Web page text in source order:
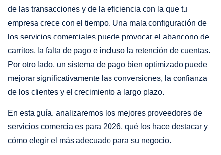
de las transacciones y de la eficiencia con la que tu
empresa crece con el tiempo. Una mala configuración de
los servicios comerciales puede provocar el abandono de
carritos, la falta de pago e incluso la retención de cuentas.
Por otro lado, un sistema de pago bien optimizado puede
mejorar significativamente las conversiones, la confianza
de los clientes y el crecimiento a largo plazo.
En esta guía, analizaremos los mejores proveedores de
servicios comerciales para 2026, qué los hace destacar y
cómo elegir el más adecuado para su negocio.